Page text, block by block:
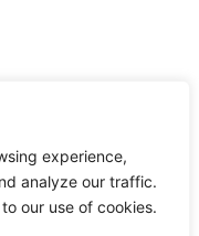
experience,
analyze our traffic.
our use of cookies.